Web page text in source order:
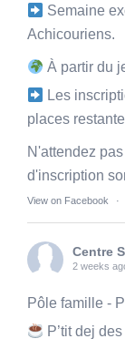
Semaine
Achicouriens.
À partir du
Les
places
N'attendez
d'inscription
View on Facebook ·
Centre
2 weeks
Pôle famille -
P’tit dej